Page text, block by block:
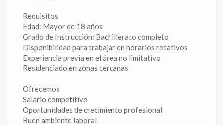
Requisitos
Edad: Mayor de 18 años
Grado de Instrucción: Bachillerato completo
Disponibilidad para trabajar en horarios rotativos
Experiencia previa en el área no limitativo
Residenciado en zonas cercanas
Ofrecemos
Salario competitivo
Oportunidades de crecimiento profesional
Buen ambiente laboral